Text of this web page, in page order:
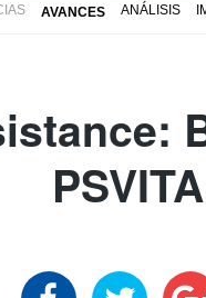
AVANCES ANÁLISIS
PSVITA